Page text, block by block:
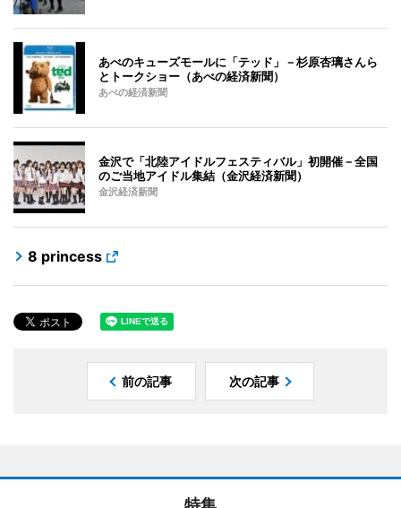
あべのキューズモールに「テッド」－杉原杏璃さんら
とトークショー（あべの経済新聞）
あべの経済新聞
金沢で「北陸アイドルフェスティバル」初開催－全国
のご当地アイドル集結（金沢経済新聞）
金沢経済新聞
8 princess
前の記事 次の記事